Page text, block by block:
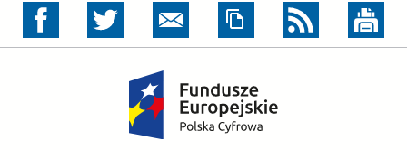
otwiera
w
otwiera
w
karcie